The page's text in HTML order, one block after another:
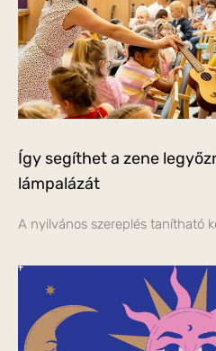
Így segíthet a zene
lámpalázát
A nyilvános szereplés tanítható